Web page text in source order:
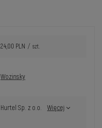
24,00 PLN / szt.
Wozinsky
Hurtel Sp. z o.o. Więcej